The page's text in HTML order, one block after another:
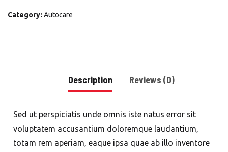
Category: Autocare
Description Reviews (0)
Sed ut perspiciatis unde omnis iste natus error sit
voluptatem accusantium doloremque laudantium,
totam rem aperiam, eaque ipsa quae ab illo inventore